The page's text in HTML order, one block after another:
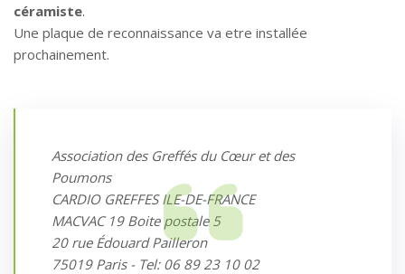
céramiste.
Une plaque de reconnaissance va etre installée
prochainement.
Association des Greffés du Cœur et des
Poumons
CARDIO GREFFES ILE-DE-FRANCE
MACVAC 19 Boite postale 5
20 rue Édouard Pailleron
75019 Paris - Tel: 06 89 23 10 02